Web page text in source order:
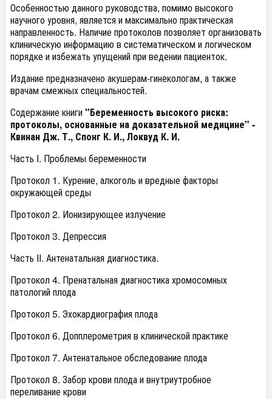
Особенностью данного руководства, помимо высокого
научного уровня, является и максимально практическая
направленность. Наличие протоколов позволяет организовать
клиническую информацию в систематическом и логическом
порядке и избежать упущений при ведении пациенток.
Издание предназначено акушерам-гинекологам, а также
врачам смежных специальностей.
Содержание книги"Беременность высокого риска:
протоколы, основанные на доказательной медицине" -
Квинан Дж. Т., Спонг К. И., Локвуд К. И.
Часть I. Проблемы беременности
Протокол 1. Курение, алкоголь и вредные факторы
окружающей среды
Протокол 2. Ионизирующее излучение
Протокол 3. Депрессия
Часть II. Антенатальная диагностика.
Протокол 4. Пренатальная диагностика хромосомных
патологий плода
Протокол 5. Эхокардиография плода
Протокол 6. Допплерометрия в клинической практике
Протокол 7. Антенатальное обследование плода
Протокол 8. Забор крови плода и внутриутробное
переливание крови